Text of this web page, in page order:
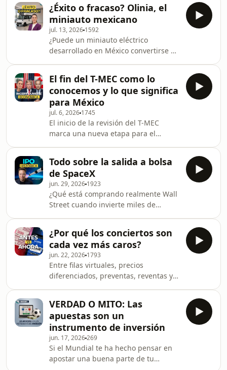
huachicol tradicional y huachicol
fiscal y cómo es que afectan la r
episodio, Luz Elena Marcos, reportera
de Economía, Alberto Verdusco, editor
general de Información en Expansión,
y Vicente Gómez, Ratings Manager de
Moody’s Local México, explican qué
significa la llegada de Nu al sistema
bancario mexicano y cómo este
¿Éxito o fracaso? Olinia, el
miniauto mexicano
jul. 13, 2026 1592
¿Puede un miniauto eléctrico
desarrollado en México convertirse en
dominan el mercado? En este
episodio,&nbsp;Tzuara De Luna,
reportera de Empresas, Ivet
Rodríguez, editora de Empresas en
Expansión, y Eric Ramírez, director de
Urban Science para América Latina y
el Caribe, analizan si Olinia tiene el
potencial para responder
El fin del T-MEC como lo
conocemos y lo que significa
para México
jul. 6, 2026 1745
El inicio de la revisión del T-MEC
marca una nueva etapa para el
incertidumbre. En este episodio,
Patricia Tapia, reportera de Economía,
Alberto Verdusco, editor general de
Información en Expansión, y Mónica
Lugo, directora de Relaciones
Institucionales en Grupo Prodensa y
exnegociadora del T-MEC, explican
qué implica la decisión de
Todo sobre la salida a bolsa
de SpaceX
jun. 29, 2026 1923
¿Qué está comprando realmente Wall
Street cuando invierte miles de
SpaceX? En este episodio, Octavio
Torres, reportero de Economía,
Fernando Guarneros, editor de
Tecnología en Expansión, y Enrique
López, subdirector de Acciones
Globales en Actinver, explican por qué
SpaceX protagonizó la mayor salida a
bolsa de la historia y qué hay detr
¿Por qué los conciertos son
cada vez más caros?
jun. 22, 2026 1793
Entre filas virtuales, precios
diferenciados, preventas, reventas y
festivales han cambiado... y el precio
de vivir la experiencia también. En
este episodio, Mara Echeverría,
reportera de Empresas en Expansión,
Puri Lucena, editora de la revista
Expansión, y Armando Calvillo,
VERDAD O MITO: Las
apuestas son un
instrumento de inversión
jun. 17, 2026269
Si el Mundial te ha hecho pensar en
apostar una buena parte de tu